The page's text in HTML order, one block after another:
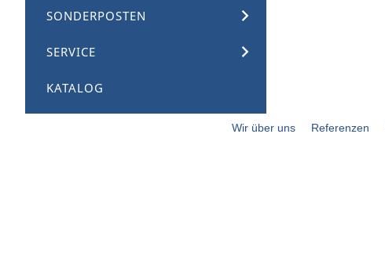
SONDERPOSTEN
SERVICE
KATALOG
Wir über uns Referenzen